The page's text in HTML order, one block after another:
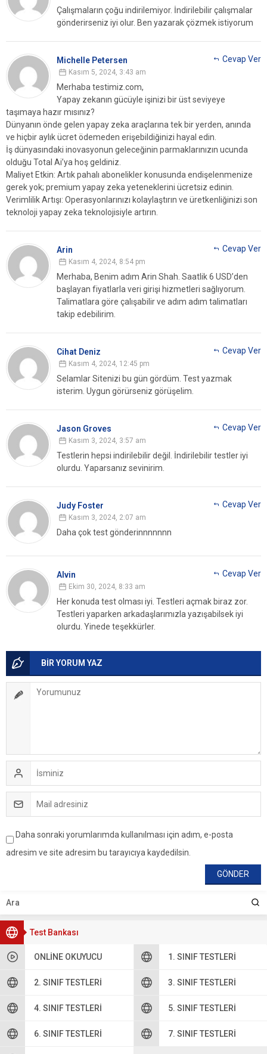
Test Bankası
ONLINE OKUYUCU 1. SINIF TESTLERI
2. SINIF TESTLERI 3. SINIF TESTLERI
4. SINIF TESTLERI 5. SINIF TESTLERI
6. SINIF TESTLERI 7. SINIF TESTLERI
Çalışmaların çoğu indirilemiyor. İndirilebilir çalışmalar
gönderirseniz iyi olur. Ben yazarak çözmek istiyorum
Michelle Petersen
Kasım 5, 2024, 3:43 am
Merhaba testimiz.com,
Yapay zekanın gücüyle işinizi bir üst seviyeye
taşımaya hazır mısınız?
Dünyanın önde gelen yapay zeka araçlarına tek bir yerden, anında
ve hiçbir aylık ücret ödemeden erişebildiğinizi hayal edin.
İş dünyasındaki inovasyonun geleceğinin parmaklarınızın ucunda
olduğu Total Ai’ya ​​hoş geldiniz.
Maliyet Etkin: Artık pahalı abonelikler konusunda endişelenmenize
gerek yok; premium yapay zeka yeteneklerini ücretsiz edinin.
Verimlilik Artışı: Operasyonlarınızı kolaylaştırın ve üretkenliğinizi son
teknoloji yapay zeka teknolojisiyle artırın.
Cevap Ver
Arin
Kasım 4, 2024, 8:54 pm
Merhaba, Benim adım Arin Shah. Saatlik 6 USD’den
başlayan fiyatlarla veri girişi hizmetleri sağlıyorum.
Talimatlara göre çalışabilir ve adım adım talimatları
takip edebilirim.
Cevap Ver
Cihat Deniz
Kasım 4, 2024, 12:45 pm
SelamlarSitenizi bu gün gördüm. Test yazmak
isterim. Uygun görürseniz görüşelim.
Cevap Ver
Jason Groves
Kasım 3, 2024, 3:57 am
Testlerin hepsi indirilebilir değil. İndirilebilir testler iyi
olurdu. Yaparsanız sevinirim.
Cevap Ver
Judy Foster
Kasım 3, 2024, 2:07 am
Daha çok test gönderinnnnnnn
Cevap Ver
Alvin
Ekim 30, 2024, 8:33 am
Her konuda test olması iyi. Testleri açmak biraz zor.
Testleri yaparken arkadaşlarımızla yazışabilsek iyi
olurdu. Yinede teşekkürler.
Cevap Ver
BİR YORUM YAZ
Daha sonraki yorumlarımda kullanılması için adım, e-posta
adresim ve site adresim bu tarayıcıya kaydedilsin.